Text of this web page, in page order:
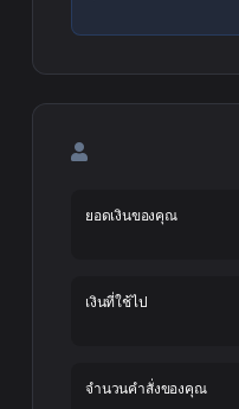
ยอดเงินของคุณ
เงินที่ใช้ไป
จำนวนคำสั่งของคุณ